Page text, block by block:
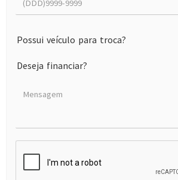
Possui veículo para troca?
Deseja financiar?